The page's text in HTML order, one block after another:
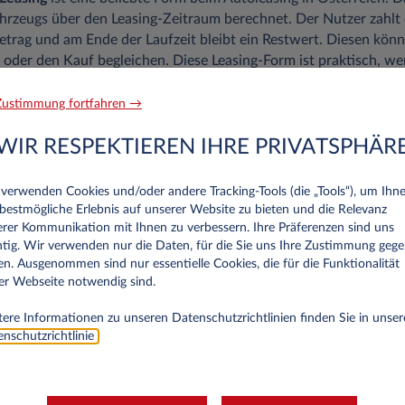
über den Leasing-Zeitraum berechnet. Der Nutzer
und am Ende der Laufzeit bleibt ein Restwert. Diesen
oder den Kauf begleichen. Diese Leasing-Form ist praktisch,
wird
Leasing-Zeitraum bezahlt. Es bleibt also kein Restwert nach
die das Auto langfristig behalten wollen. Auch die
wobei man einen bestehenden Leasingvertrag von
Leasings
für Sie als Privatperson oder in Ihrem Unternehmen? Im
bietet das Autoleasing geringere monatliche Raten.
Auto kaufen, sind die Verantwortlichkeiten und Kosten
wenn Sie nach Ablauf das Auto einfach zurückgeben und
Sie sich nicht um den Wiederverkauf oder den Wertverlust
als Betriebskosten abgerechnet werden, kann
bei einer größeren Fahrzeugflotte kann dies sinnvoll sein
sich die Kosten besser im Voraus planen und bieten eine
fortfahren →
RESPEKTIEREN IHRE
Cookies und/oder andere Tracking‑Tools (die „Tools“), um
Erlebnis auf unserer Website zu bieten und die Relevanz
Kommunikation mit Ihnen zu verbessern. Ihre Präferenzen sind uns
Wir verwenden nur die Daten, für die Sie uns Ihre Zustimmung
Ausgenommen sind nur essentielle Cookies, die für die Funktionalität
Webseite notwendig sind.
Informationen zu unseren Datenschutzrichtlinien finden Sie in